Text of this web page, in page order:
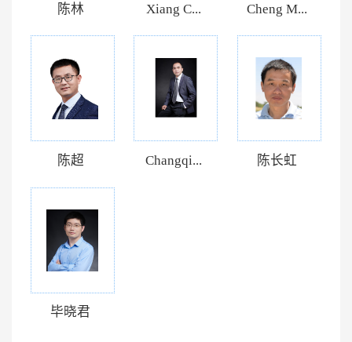
陈林 Xiang C... Cheng M...
陈超 Changqi... 陈长虹
毕晓君